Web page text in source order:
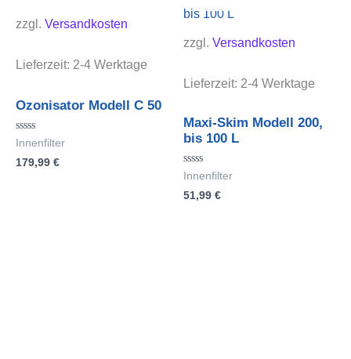
zzgl. Versandkosten
Lieferzeit: 2-4 Werktage
Ozonisator Modell C 50
Bewertet
0
Innenfilter
179,99 €
zzgl. Versandkosten
Lieferzeit: 2-4 Werktage
Maxi-Skim Modell 200,
bis 100 L
Bewertet
0
Innenfilter
51,99 €